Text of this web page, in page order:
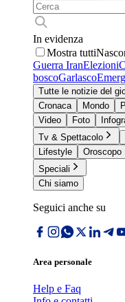
In evidenza
Mostra tutti
Guerra IranElezioni
boscoGarlasco
Tutte le notizie del
Cronaca
Mondo
Video
Foto
Tv & Spettacolo
Lifestyle
Oroscopo
Speciali
Chi siamo
Seguici anche su
Area personale
Help e Faq